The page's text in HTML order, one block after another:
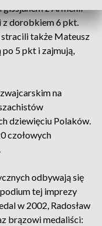
z Armenii –
z dorobkiem 6 pkt.
stracili także Mateusz
5 pkt i zajmują,
na
dziewięciu Polaków.
czołowych
odbywają się
tej imprezy
w 2002, Radosław
brązowi medaliści: